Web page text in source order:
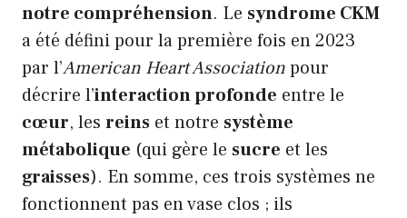
notre compréhension. Le syndrome CKM
a été défini pour la première fois en 2023
par l’American Heart Associationpour
décrire l’interaction profonde entre le
cœur, les reins et notre système
métabolique (qui gère le sucre et les
graisses). En somme, ces trois systèmes ne
fonctionnent pas en vase clos ; ils